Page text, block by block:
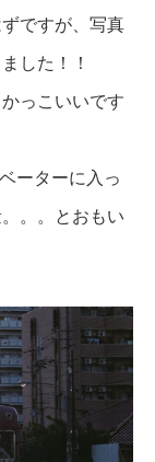
ですが、写真
した！！
っこいいです
ーターに入っ
。。とおもい